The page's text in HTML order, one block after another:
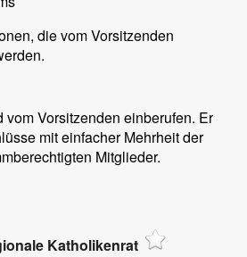
die vom Vorsitzenden
vom Vorsitzenden einberufen. Er
mit einfacher Mehrheit der
Mitglieder.
Katholikenrat